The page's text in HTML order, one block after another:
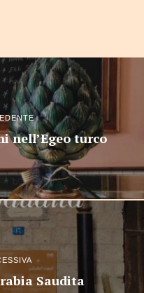
nell’Egeo turco
Saudita